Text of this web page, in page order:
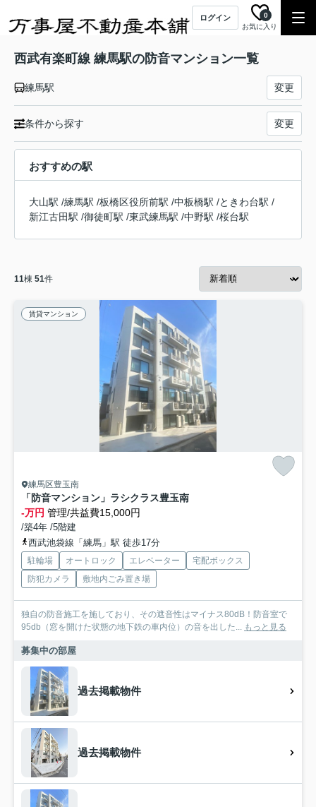
ログイン
お気に入り
0
西武有楽町線 練馬駅の防音マンション一覧
練馬駅 変更
条件から探す 変更
おすすめの駅
大山駅 /練馬駅 /板橋区役所前駅 /中板橋駅 /ときわ台駅 /
新江古田駅 /御徒町駅 /東武練馬駅 /中野駅 /桜台駅
11棟 51件
賃貸マンション
練馬区豊玉南
「防音マンション」ラシクラス豊玉南
-万円 管理/共益費15,000円
/築4年 /5階建
西武池袋線「練馬」駅 徒歩17分
駐輪場 オートロック エレベーター
宅配ボックス
防犯カメラ
敷地内ごみ置き場
独自の防音施工を施しており、その遮音性はマイナス80dB！防音室で
95db（窓を開けた状態の地下鉄の車内位）の音を出した... もっと見る
募集中の部屋
過去掲載物件
過去掲載物件